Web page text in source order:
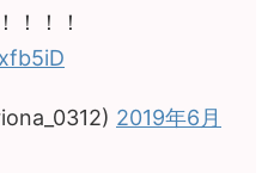
！！！
2019年6月